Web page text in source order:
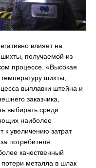
влияет на
получаемой из
процессе. «Высокая
шихты,
выплавки штейна и
заказчика,
выбирать среди
наиболее
к увеличению затрат
потребителя
качественный
металла в шлак